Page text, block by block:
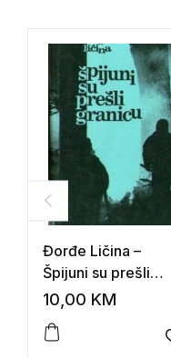
Đorđe Ličina –
Špijuni su prešli
granicu
10,00 KM